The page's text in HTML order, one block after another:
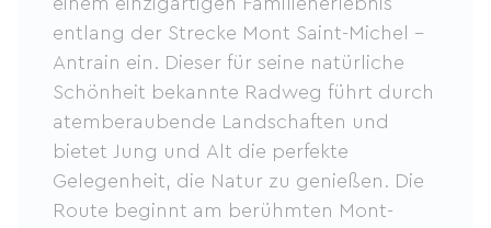
entlang der Strecke Mont Saint-Michel –
Antrain ein. Dieser für seine natürliche
Schönheit bekannte Radweg führt durch
atemberaubende Landschaften und
bietet Jung und Alt die perfekte
Gelegenheit, die Natur zu genießen. Die
Route beginnt am berühmten Mont-